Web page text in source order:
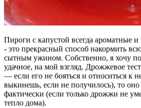
Пироги с капустой всегда ароматные
- это прекрасный способ накормить
сытным ужином. Собственно, я хочу
удачное, на мой взгляд. Дрожжевое
— если его не бояться и относиться к
выкинешь, если не получилось), то оно
фактически (если только дрожжи не
тепло дома).